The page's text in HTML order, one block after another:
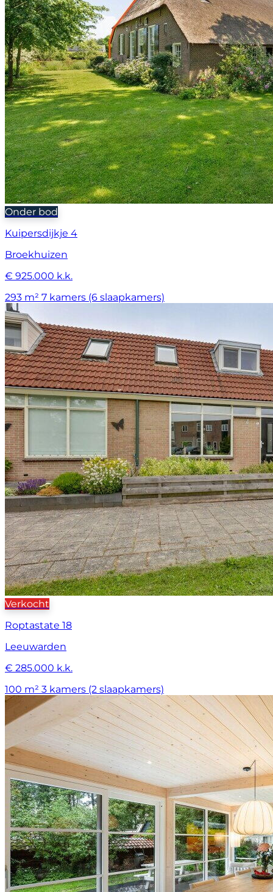
Onder bod
Kuipersdijkje 4
Broekhuizen
€ 925.000 k.k.
293 m² 7 kamers (6 slaapkamers)
Verkocht
Roptastate 18
Leeuwarden
€ 285.000 k.k.
100 m² 3 kamers (2 slaapkamers)